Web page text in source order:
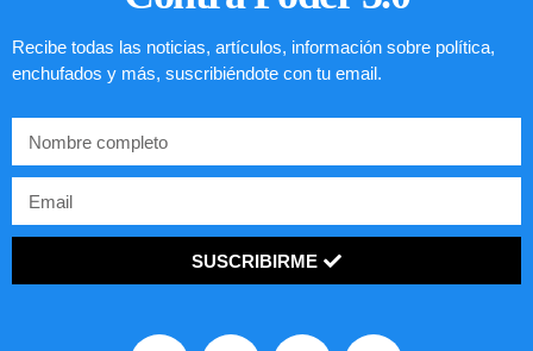
Comunistas no son bienvenidos en
EE.UU.
Recibe todas las noticias, artículos, información sobre política,
enchufados y más, suscribiéndote con tu email.
SUSCRIBIRME